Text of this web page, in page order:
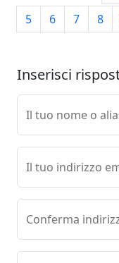
5
6 7 8
Inserisci
Il tuo nome o
Il tuo indirizzo
Conferma